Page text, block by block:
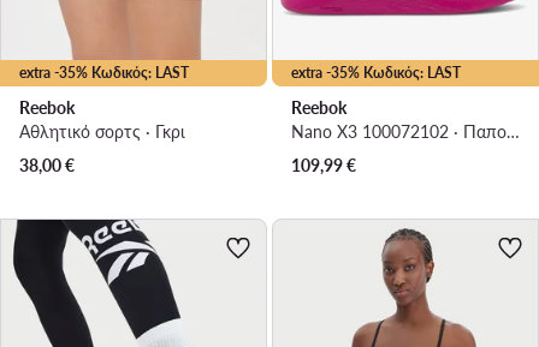
extra -35% Κωδικός: LAST
Reebok
Αθλητικό σορτς · Γκρι
38,00€
extra -35% Κωδικός: LAST
Reebok
Nano X3 100072102 · Παπούτσια για Γυμναστήριο
109,99€